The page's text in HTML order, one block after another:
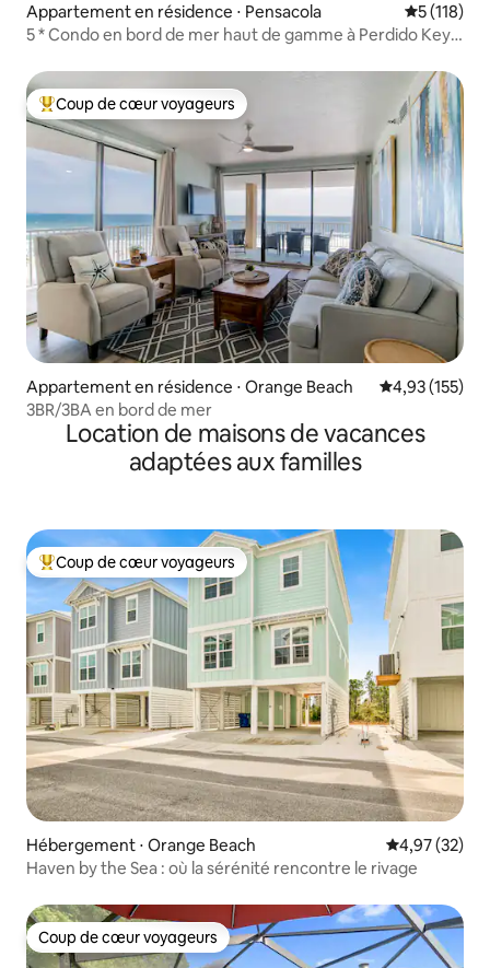
Appartement en résidence ⋅ Pensacola Évaluation
5 (118)
5 * Condo en bord de mer haut de gamme à Perdido Key,
Coups de cœur voyageurs les plus appréciés
Coup de cœur voyageurs
Appartement en résidence ⋅ Orange Beach Évaluation
4,93 (155)
3BR/3BA en bord de mer
Location de maisons de vacances
adaptées aux familles
Coups de cœur voyageurs les plus appréciés
Coup de cœur voyageurs
Hébergement ⋅ Orange Beach Évaluation
4,97 (32)
Haven by the Sea : où la sérénité rencontre le rivage
Coup de cœur voyageurs
Coup de cœur voyageurs